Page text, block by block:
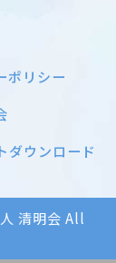
ポリシー
ダウンロード
清明会 All